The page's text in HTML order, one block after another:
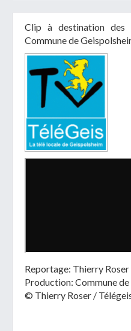
Clip à destination des
Commune de
Reportage: Thierry Roser
Production: Commune
© Thierry Roser /